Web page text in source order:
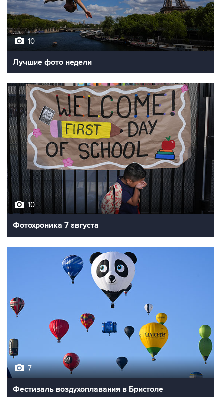
10
Лучшие фото недели
10
Фотохроника 7 августа
7
Фестиваль воздухоплавания в Бристоле